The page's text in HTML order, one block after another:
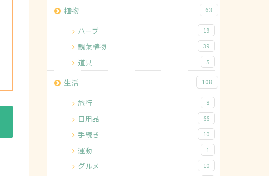
植物 63
ハーブ 19
観葉植物 39
道具 5
生活 108
旅行 8
日用品 66
手続き 10
運動 1
グルメ 10